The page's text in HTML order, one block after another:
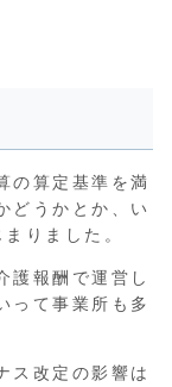
の算定基準を満
どうかとか、い
りました。
護報酬で運営し
って事業所も多
ス改定の影響は